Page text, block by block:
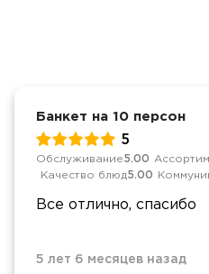
Банкет на 10 персон
5
Обслуживание5.00
Качество блюд5.00
Все отлично, спасибо
5 лет 6 месяцев назад